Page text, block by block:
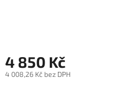
4 850 Kč
4 008,26 Kč bez DPH